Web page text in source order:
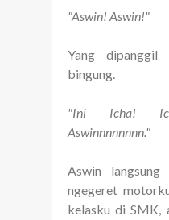
"Aswin! Aswin!"
Yang dipanggil
bingung.
"Ini Icha!
Aswinnnnnnnn."
Aswin
ngegeret
kelasku di SMK,